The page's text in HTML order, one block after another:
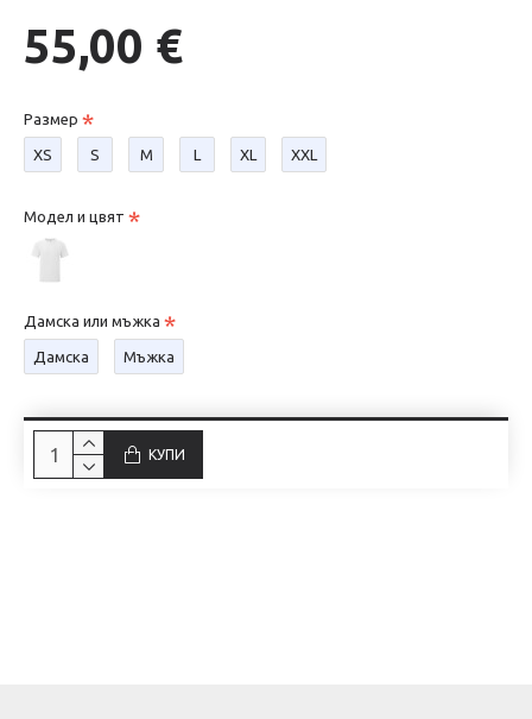
55,00 €
Размер
XS S М L XL XXL
Модел и цвят
Дамска или мъжка
Дамска Мъжка
КУПИ